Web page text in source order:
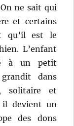
ne sait qui
et certains
qu’il est le
L’enfant
à un petit
dans
solitaire et
il devient un
des dons